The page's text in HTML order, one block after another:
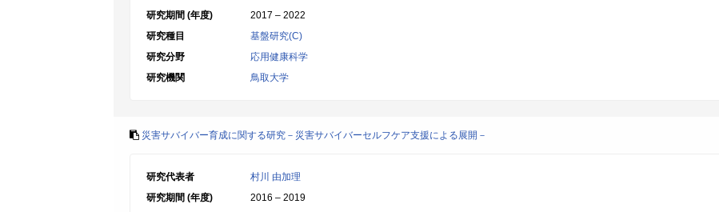
研究期間 (年度)
2017 – 2022
研究種目
基盤研究(C)
研究分野
応用健康科学
研究機関
鳥取大学
災害サバイバー育成に関する研究－災害サバイバーセルフケア支援による展開－
研究代表者
村川 由加理
研究期間 (年度)
2016 – 2019